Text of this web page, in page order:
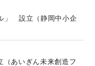
」 設立（静岡中小企
あいぎん未来創造フ